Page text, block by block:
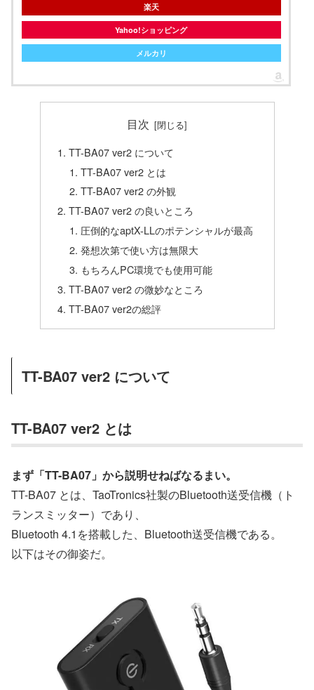
楽天
Yahoo!ショッピング
メルカリ
目次
TT-BA07 ver2 について
TT-BA07 ver2 とは
TT-BA07 ver2 の外観
TT-BA07 ver2 の良いところ
圧倒的なaptX-LLのポテンシャルが最高
発想次第で使い方は無限大
もちろんPC環境でも使用可能
TT-BA07 ver2 の微妙なところ
TT-BA07 ver2の総評
TT-BA07 ver2 について
TT-BA07 ver2 とは
まず「TT-BA07」から説明せねばなるまい。
TT-BA07 とは、TaoTronics社製のBluetooth送受信機（ト
ランスミッター）であり、
Bluetooth 4.1を搭載した、Bluetooth送受信機である。
以下はその御姿だ。